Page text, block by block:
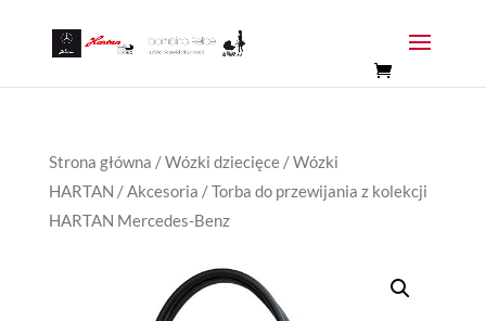
Strona główna /Wózki dziecięce/Wózki
HARTAN /Akcesoria / Torba do przewijania z kolekcji
HARTAN Mercedes-Benz